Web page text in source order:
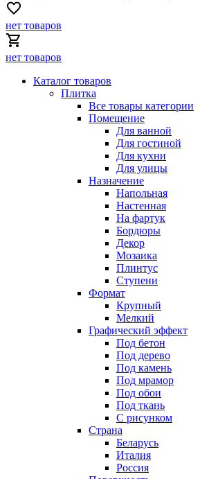
нет товаров
нет товаров
Каталог товаров
Плитка
Все товары категории
Помещение
Для ванной
Для гостиной
Для кухни
Для улицы
Назначение
Напольная
Настенная
На фартук
Бордюры
Декор
Мозаика
Плинтус
Ступени
Формат
Крупный
Мелкий
Графический эффект
Под бетон
Под дерево
Под камень
Под мрамор
Под обои
Под ткань
С рисунком
Страна
Беларусь
Италия
Россия